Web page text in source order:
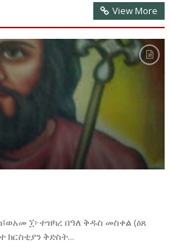
View More
፲፦ተዝካረ በዓለ ቅዱስ መስቀል (ዕጸ
ክርስቲያን ቅድስት...